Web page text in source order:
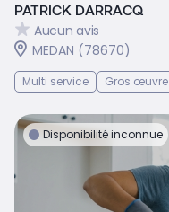
PATRICK DARRACQ
Aucun avis
MEDAN (78670)
Multi service Gros œuvre
Disponibilité inconnue